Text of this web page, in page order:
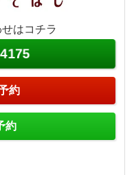
はコチラ
約
約